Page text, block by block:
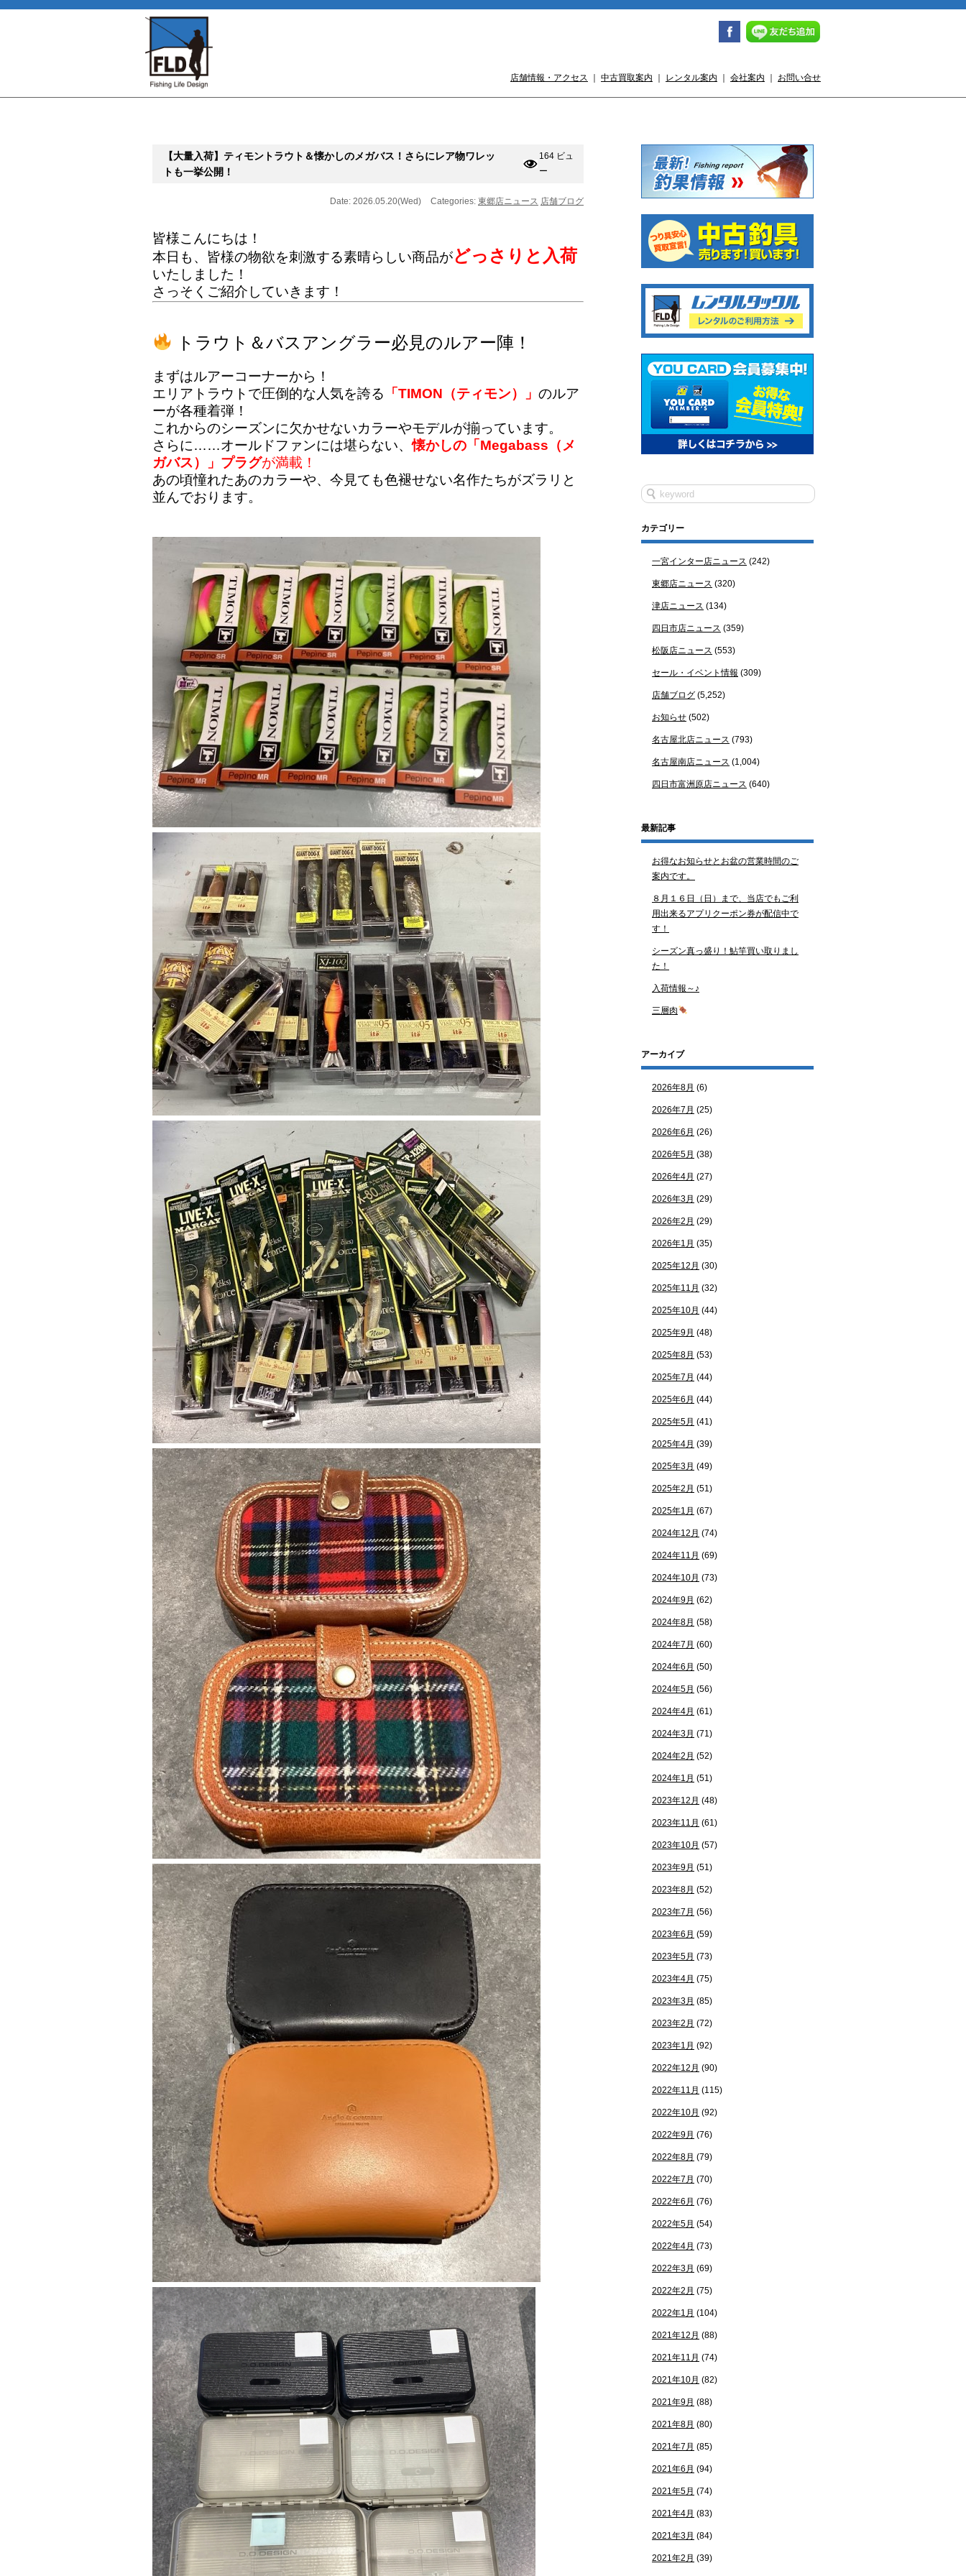
店舗情報・アクセス 中古買取案内 レンタル案内 会社案内 お問い合せ
【大量入荷】ティモントラウト＆懐かしのメガバス！さらにレア物ワレッ
トも一挙公開！
164 ビュ
ー
Date: 2026.05.20(Wed) Categories: 東郷店ニュース 店舗ブログ
皆様こんにちは！
本日も、皆様の物欲を刺激する素晴らしい商品がどっさりと入荷
いたしました！
さっそくご紹介していきます！
トラウト＆バスアングラー必見のルアー陣！
まずはルアーコーナーから！
エリアトラウトで圧倒的な人気を誇る 「TIMON（ティモン）」 のルア
ーが各種着弾！
これからのシーズンに欠かせないカラーやモデルが揃っています。
さらに……オールドファンには堪らない、懐かしの「Megabass（メ
ガバス）」プラグが満載！
あの頃憧れたあのカラーや、今見ても色褪せない名作たちがズラリと
並んでおります。
カテゴリー
一宮インター店ニュース (242)
東郷店ニュース (320)
津店ニュース (134)
四日市店ニュース (359)
松阪店ニュース (553)
セール・イベント情報 (309)
店舗ブログ (5,252)
お知らせ (502)
名古屋北店ニュース (793)
名古屋南店ニュース (1,004)
四日市富洲原店ニュース (640)
最新記事
お得なお知らせとお盆の営業時間のご
案内です。
８月１６日（日）まで、当店でもご利
用出来るアプリクーポン券が配信中で
す！
シーズン真っ盛り！鮎竿買い取りまし
た！
入荷情報～♪
三層肉
アーカイブ
2026年8月 (6)
2026年7月 (25)
2026年6月 (26)
2026年5月 (38)
2026年4月 (27)
2026年3月 (29)
2026年2月 (29)
2026年1月 (35)
2025年12月 (30)
2025年11月 (32)
2025年10月 (44)
2025年9月 (48)
2025年8月 (53)
2025年7月 (44)
2025年6月 (44)
2025年5月 (41)
2025年4月 (39)
2025年3月 (49)
2025年2月 (51)
2025年1月 (67)
2024年12月 (74)
2024年11月 (69)
2024年10月 (73)
2024年9月 (62)
2024年8月 (58)
2024年7月 (60)
2024年6月 (50)
2024年5月 (56)
2024年4月 (61)
2024年3月 (71)
2024年2月 (52)
2024年1月 (51)
2023年12月 (48)
2023年11月 (61)
2023年10月 (57)
2023年9月 (51)
2023年8月 (52)
2023年7月 (56)
2023年6月 (59)
2023年5月 (73)
2023年4月 (75)
2023年3月 (85)
2023年2月 (72)
2023年1月 (92)
2022年12月 (90)
2022年11月 (115)
2022年10月 (92)
2022年9月 (76)
2022年8月 (79)
2022年7月 (70)
2022年6月 (76)
2022年5月 (54)
2022年4月 (73)
2022年3月 (69)
2022年2月 (75)
2022年1月 (104)
2021年12月 (88)
2021年11月 (74)
2021年10月 (82)
2021年9月 (88)
2021年8月 (80)
2021年7月 (85)
2021年6月 (94)
2021年5月 (74)
2021年4月 (83)
2021年3月 (84)
2021年2月 (39)